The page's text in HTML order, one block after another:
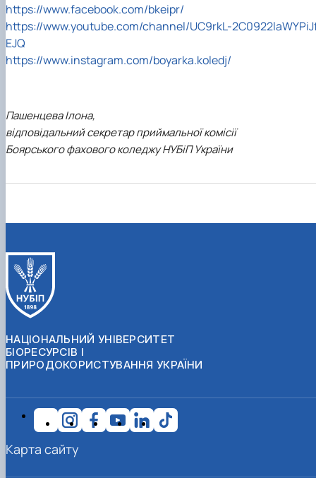
https://www.facebook.com/bkeipr/
https://www.youtube.com/channel/UC9rkL-
EJQ
https://www.instagram.com/boyarka.koledj/
Пашенцева Ілона,
відповідальний секретар приймальної комісії
Боярського фахового коледжу НУБіП України
НАЦІОНАЛЬНИЙ УНІВЕРСИТЕТ
БІОРЕСУРСІВ І
ПРИРОДОКОРИСТУВАННЯ УКРАЇНИ
Карта сайту